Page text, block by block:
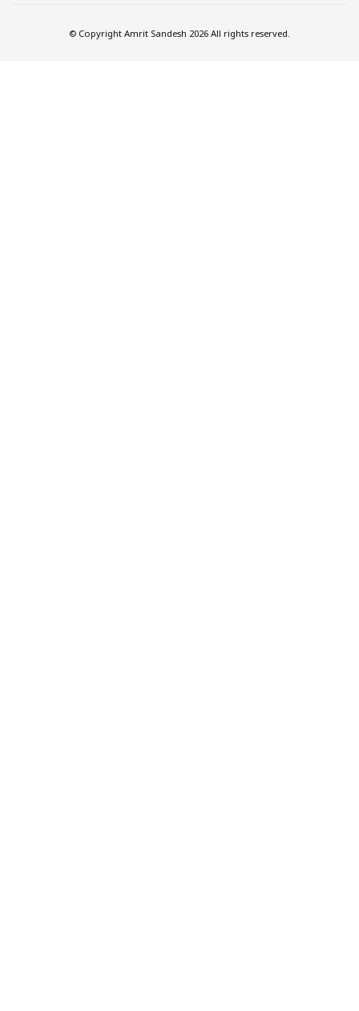
© Copyright Amrit Sandesh 2026 All rights reserved.